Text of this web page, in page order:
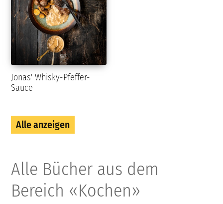
Jonas' Whisky-Pfeffer-
Sauce
Alle anzeigen
Alle Bücher aus dem
Bereich «Kochen»